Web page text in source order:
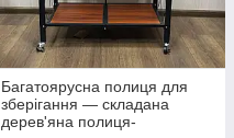
Багатоярусна полиця для
зберігання — складана
дерев'яна полиця-